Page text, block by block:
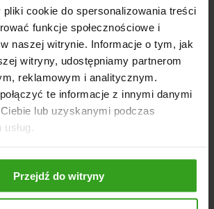
cookie do spersonalizowania treści
funkcje społecznościowe i
naszej witrynie. Informacje o tym, jak
witryny, udostępniamy partnerom
reklamowym i analitycznym.
te informacje z innymi danymi
lub uzyskanymi podczas
Przejdź do witryny
stymuluje napowietrzanie gleby
składników pokarmowych.